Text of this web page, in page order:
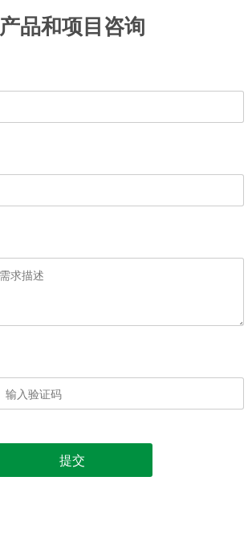
产品和项目咨询
提交